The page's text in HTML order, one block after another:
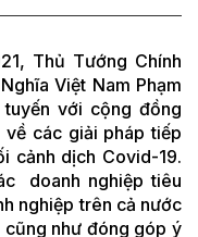
Thủ Tướng Chính
Việt Nam Phạm
với cộng đồng
về các giải pháp tiếp
cảnh dịch Covid-19.
doanh nghiệp tiêu
nghiệp trên cả nước
cũng như đóng góp ý